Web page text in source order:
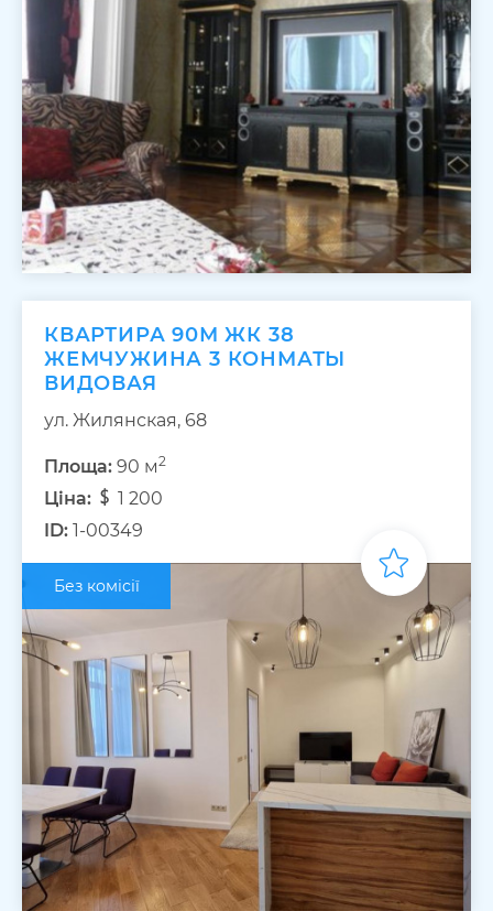
КВАРТИРА 90М ЖК 38
ЖЕМЧУЖИНА 3 КОНМАТЫ
ВИДОВАЯ
ул. Жилянская, 68
Площа: 90 м2
Ціна:
1 200
ID: 1-00349
Без комісії